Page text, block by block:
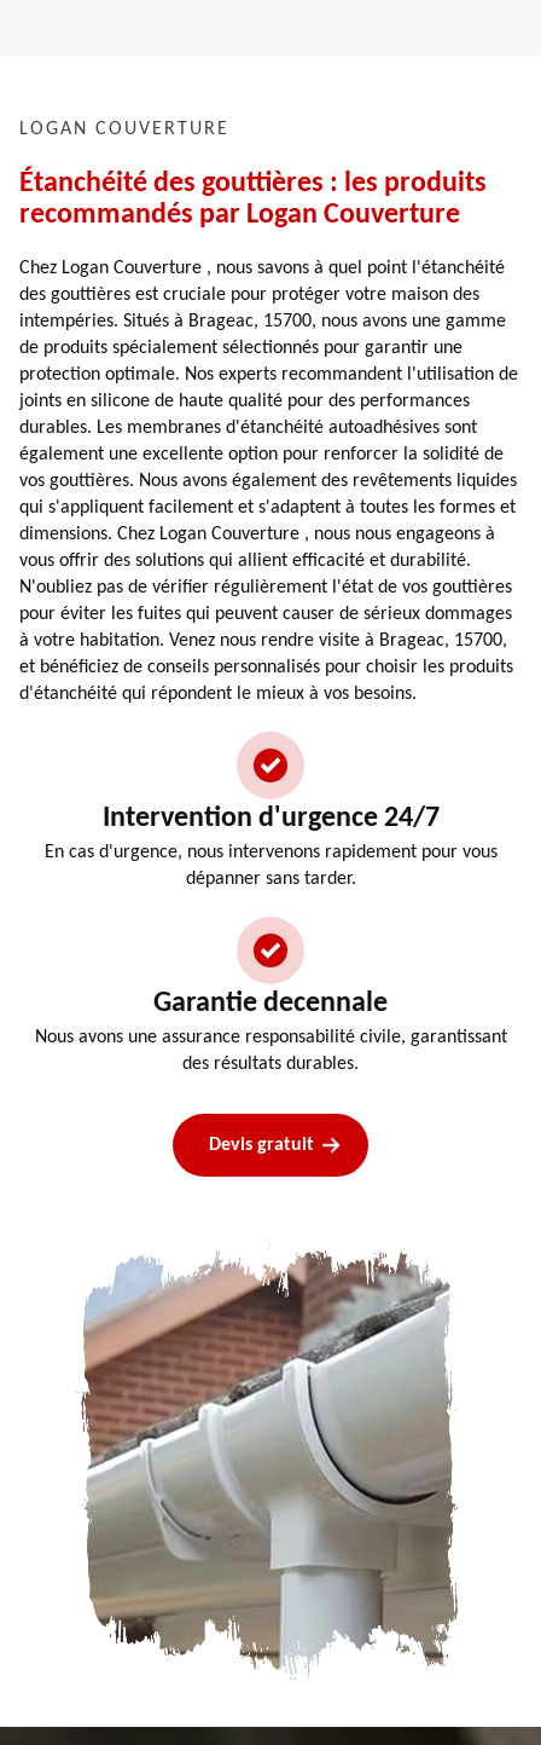
LOGAN COUVERTURE
Étanchéité des gouttières : les produits
recommandés par Logan Couverture
Chez Logan Couverture , nous savons à quel point l'étanchéité
des gouttières est cruciale pour protéger votre maison des
intempéries. Situés à Brageac, 15700, nous avons une gamme
de produits spécialement sélectionnés pour garantir une
protection optimale. Nos experts recommandent l'utilisation de
joints en silicone de haute qualité pour des performances
durables. Les membranes d'étanchéité autoadhésives sont
également une excellente option pour renforcer la solidité de
vos gouttières. Nous avons également des revêtements liquides
qui s'appliquent facilement et s'adaptent à toutes les formes et
dimensions. Chez Logan Couverture , nous nous engageons à
vous offrir des solutions qui allient efficacité et durabilité.
N'oubliez pas de vérifier régulièrement l'état de vos gouttières
pour éviter les fuites qui peuvent causer de sérieux dommages
à votre habitation. Venez nous rendre visite à Brageac, 15700,
et bénéficiez de conseils personnalisés pour choisir les produits
d'étanchéité qui répondent le mieux à vos besoins.
Intervention d'urgence 24/7
En cas d'urgence, nous intervenons rapidement pour vous
dépanner sans tarder.
Garantie decennale
Nous avons une assurance responsabilité civile, garantissant
des résultats durables.
Devis gratuit